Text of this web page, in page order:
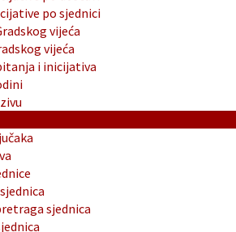
po sjednici
vijeća
vijeća
i inicijativa
sjednica